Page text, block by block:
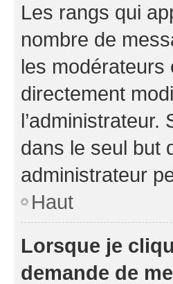
Les rangs qui
nombre de
les
directement
dans le seul but
administrateur
Haut
Lorsque je
demande de